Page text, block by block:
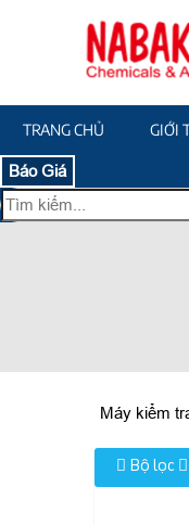
TRANG CHỦ GIỚI
Báo Giá
Máy kiểm
Bộ lọc